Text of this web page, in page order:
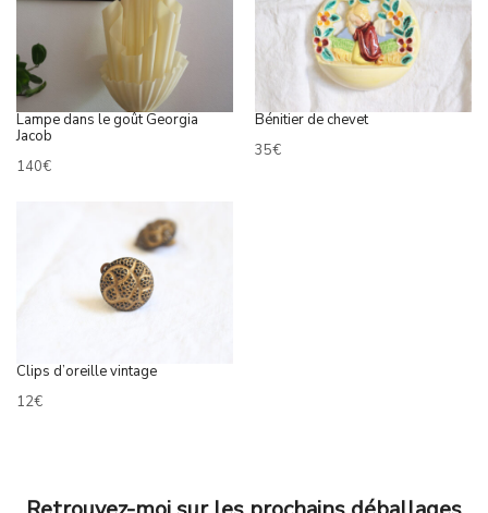
Lampe dans le goût Georgia
Jacob
140€
Bénitier de chevet
35€
Clips d’oreille vintage
12€